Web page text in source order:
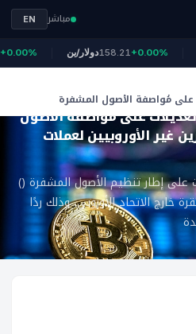
مباشر EN
دولار/ين158.21+0.00%
على مُواصفة الأصول المشفرة
المستقرة: تقرير
على مُواصفة الأصول
غير الأوروبيين لعملات
على إطار تنظيم الأصول المشفرة ()
الاتحاد الأوروبي، وذلك ردًا